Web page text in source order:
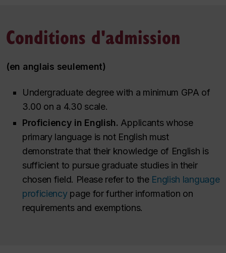
Conditions d'admission
(en anglais seulement)
Undergraduate degree with a minimum GPA of
3.00 on a 4.30 scale.
Proficiency in English. Applicants whose
primary language is not English must
demonstrate that their knowledge of English is
sufficient to pursue graduate studies in their
chosen field. Please refer to the English language
proficiencypage for further information on
requirements and exemptions.